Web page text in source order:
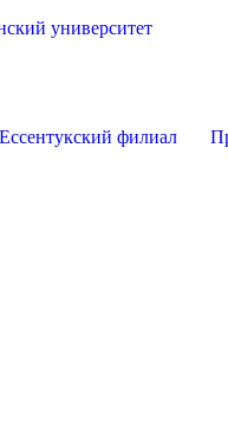
университет
Ессентукский филиал